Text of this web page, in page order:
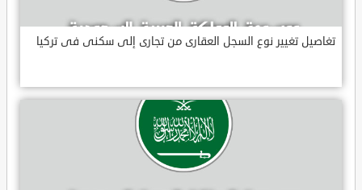
تغاصيل تغيير نوع السجل العقارى من تجارى إلى سكنى فى تركيا